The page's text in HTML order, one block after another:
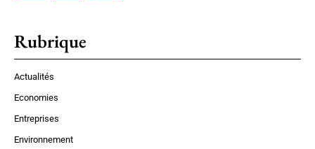
Rubrique
Actualités
Economies
Entreprises
Environnement